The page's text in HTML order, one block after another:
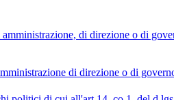
di direzione o di
di direzione o di